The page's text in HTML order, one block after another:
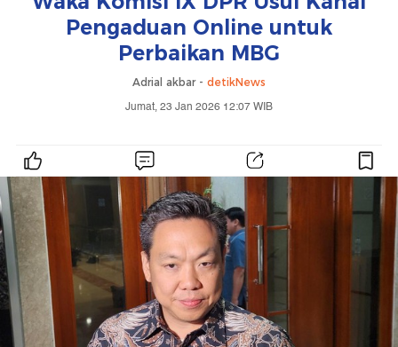
Pengaduan Online untuk
Perbaikan MBG
Adrial akbar - detikNews
Jumat, 23 Jan 2026 12:07 WIB